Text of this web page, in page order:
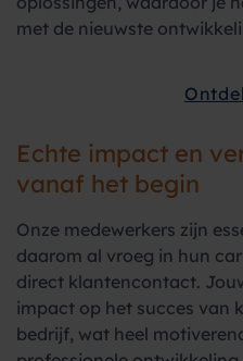
met de nieuwste
Echte impact en
vanaf het begin
Onze medewerkers zijn
daarom al vroeg in hun
direct klantencontact.
impact op het succes van
bedrijf, wat heel